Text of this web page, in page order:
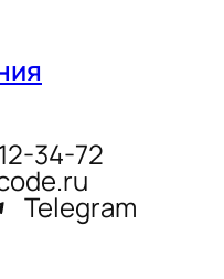
34-72
Telegram